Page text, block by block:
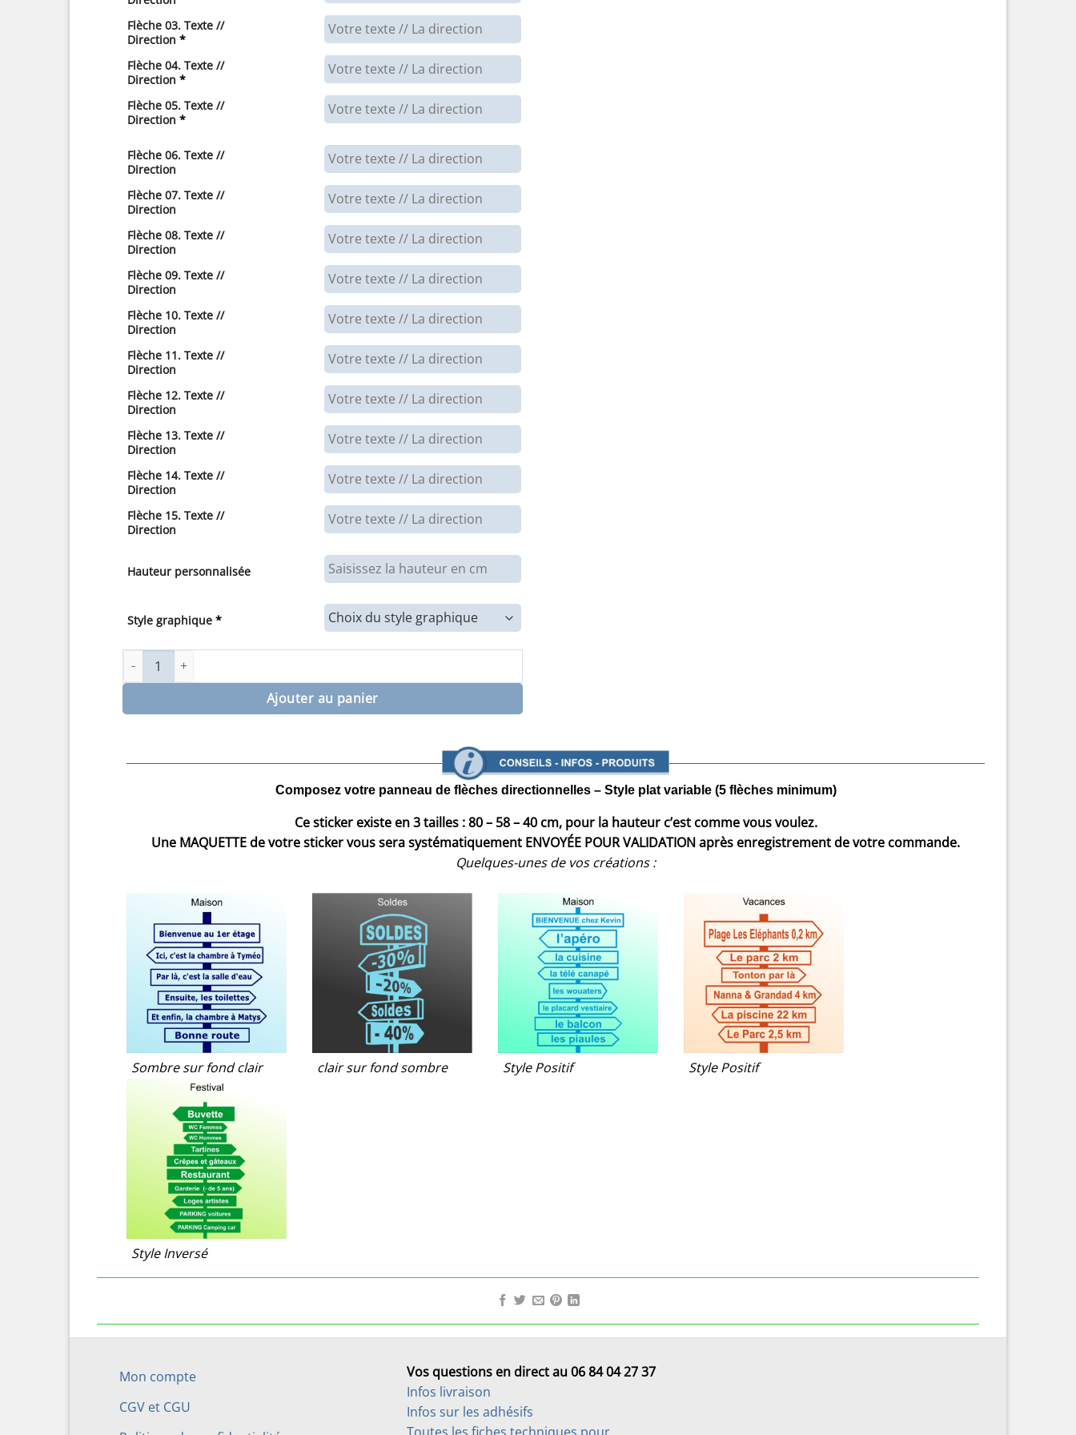
Flèche 03. Texte //
Direction *
Flèche 04. Texte //
Direction *
Flèche 05. Texte //
Direction *
Flèche 06. Texte //
Direction
Flèche 07. Texte //
Direction
Flèche 08. Texte //
Direction
Flèche 09. Texte //
Direction
Flèche 10. Texte //
Direction
Flèche 11. Texte //
Direction
Flèche 12. Texte //
Direction
Flèche 13. Texte //
Direction
Flèche 14. Texte //
Direction
Flèche 15. Texte //
Direction
Hauteur personnalisée
Style graphique *
quantité de Sticker panneau flèches directionnelles droites et larges, style plat variable
Ajouter au panier
Composez votre panneau de flèches directionnelles – Style plat variable (5 flèches minimum)
Ce sticker existe en 3 tailles : 80 – 58 – 40 cm, pour la hauteur c’est comme vous voulez.
Une MAQUETTE de votre sticker vous sera systématiquement ENVOYÉE POUR VALIDATION après enregistrement de votre commande.
Quelques-unes de vos créations :
Sombre sur fond clair clair sur fond sombre Style Positif Style Positif
Style Inversé
Mon compte
CGV et CGU
Vos questions en direct au 06 84 04 27 37
Infos livraison
Infos sur les adhésifs